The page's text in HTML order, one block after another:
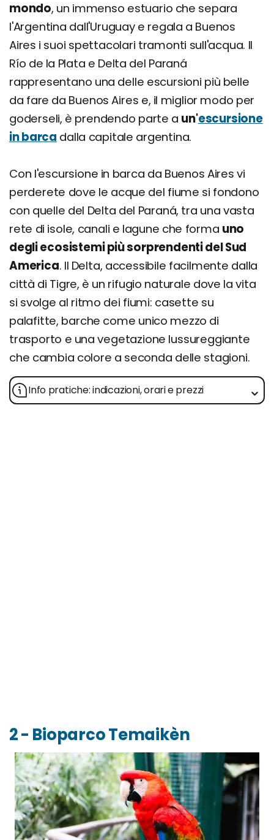
mondo, un immenso estuario che separa
l'Argentina dall'Uruguay e regala a Buenos
Aires i suoi spettacolari tramonti sull'acqua. Il
Río de la Plata e Delta del Paraná
rappresentano una delle escursioni più belle
da fare da Buenos Aires e, il miglior modo per
goderseli, è prendendo parte a un'escursione
in barca dalla capitale argentina.
Con l'escursione in barca da Buenos Aires vi
perderete dove le acque del fiume si fondono
con quelle del Delta del Paraná, tra una vasta
rete di isole, canali e lagune che forma uno
degli ecosistemi più sorprendenti del Sud
America. Il Delta, accessibile facilmente dalla
città di Tigre, è un rifugio naturale dove la vita
si svolge al ritmo dei fiumi: casette su
palafitte, barche come unico mezzo di
trasporto e una vegetazione lussureggiante
che cambia colore a seconda delle stagioni.
Info pratiche: indicazioni, orari e prezzi
2 - Bioparco Temaikèn